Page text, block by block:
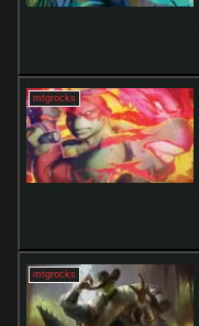
mtgrocks
mtgrocks